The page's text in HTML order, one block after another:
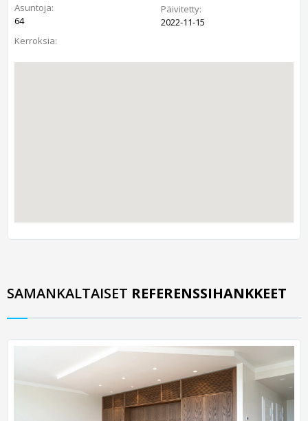
Asuntoja:
64
Kerroksia:
Päivitetty:
2022-11-15
SAMANKALTAISET REFERENSSIHANKKEET